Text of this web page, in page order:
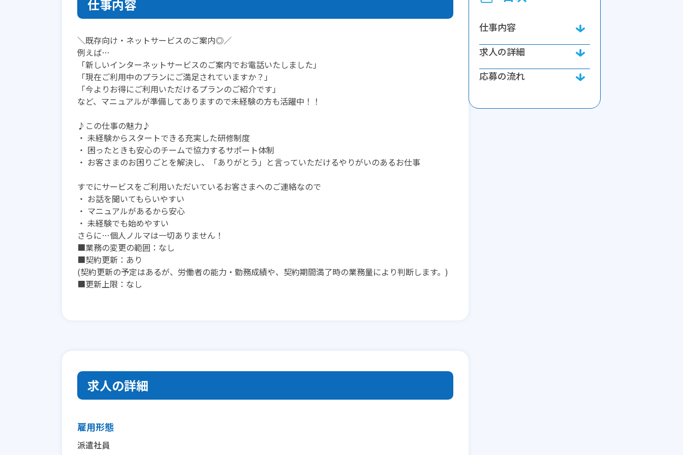
仕事内容
＼既存向け・ネットサービスのご案内◎／
例えば…
「新しいインターネットサービスのご案内でお電話いたしました」
「現在ご利用中のプランにご満足されていますか？」
「今よりお得にご利用いただけるプランのご紹介です」
など、マニュアルが準備してありますので未経験の方も活躍中！！
♪この仕事の魅力♪
・ 未経験からスタートできる充実した研修制度
・ 困ったときも安心のチームで協力するサポート体制
・ お客さまのお困りごとを解決し、「ありがとう」と言っていただけるやりがいのあるお仕事
すでにサービスをご利用いただいているお客さまへのご連絡なので
・ お話を聞いてもらいやすい
・ マニュアルがあるから安心
・ 未経験でも始めやすい
さらに…個人ノルマは一切ありません！
■業務の変更の範囲：なし
■契約更新：あり
(契約更新の予定はあるが、労働者の能力・勤務成績や、契約期間満了時の業務量により判断します。)
■更新上限：なし
求人の詳細
雇用形態
派遣社員
仕事内容
求人の詳細
応募の流れ